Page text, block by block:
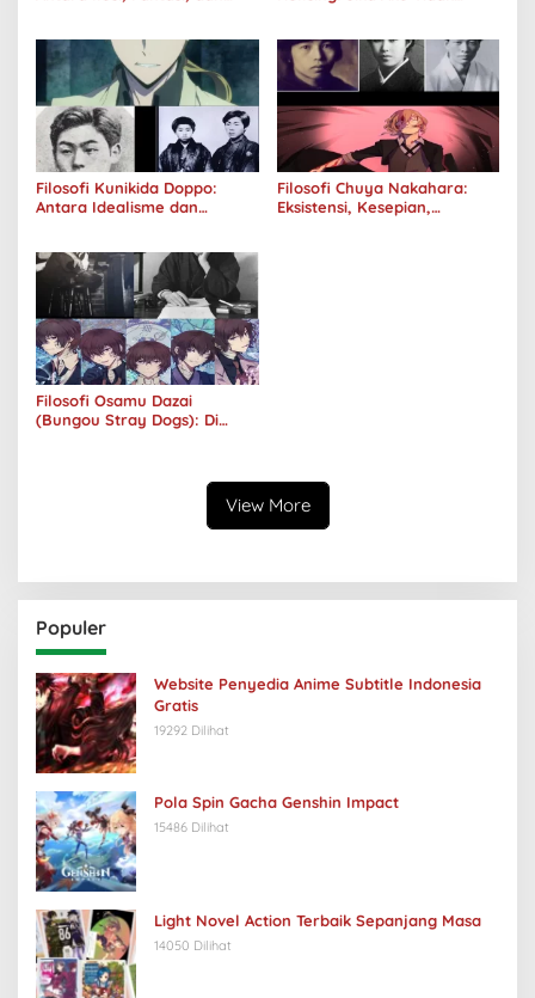
Filosofi Kunikida Doppo:
Antara Idealisme dan
Filosofi Chuya Nakahara:
Eksistensi, Kesepian,
Filosofi Osamu Dazai
(Bungou Stray Dogs): Di
View More
Populer
Website Penyedia Anime Subtitle Indonesia
Gratis
19292 Dilihat
Pola Spin Gacha Genshin Impact
15486 Dilihat
Light Novel Action Terbaik Sepanjang Masa
14050 Dilihat